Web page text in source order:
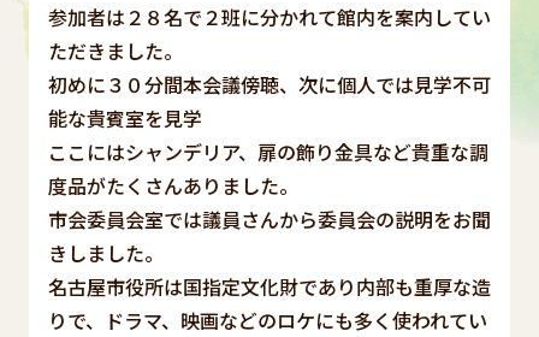
参加者は２８名で２班に分かれて館内を案内してい
ただきました。
初めに３０分間本会議傍聴、次に個人では見学不可
能な貴賓室を見学
ここにはシャンデリア、扉の飾り金具など貴重な調
度品がたくさんありました。
市会委員会室では議員さんから委員会の説明をお聞
きしました。
名古屋市役所は国指定文化財であり内部も重厚な造
りで、ドラマ、映画などのロケにも多く使われてい